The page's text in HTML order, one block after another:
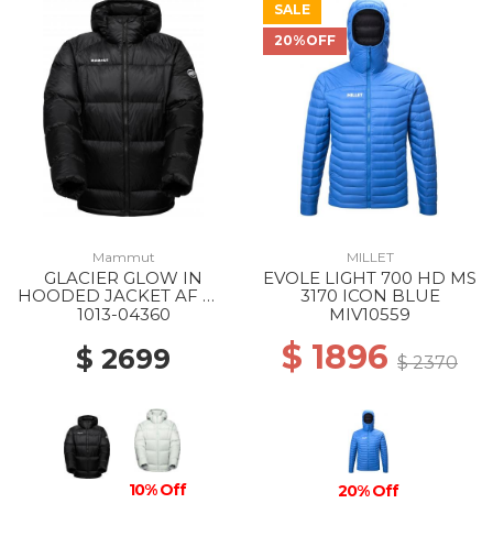
Mammut
GLACIER GLOW IN
HOODED JACKET AF MS
0001 BLACK
1013-04360
$ 2699
10% Off
SALE
20%OFF
MILLET
EVOLE LIGHT 700 HD MS
3170 ICON BLUE
MIV10559
$ 1896 $ 2370
20% Off